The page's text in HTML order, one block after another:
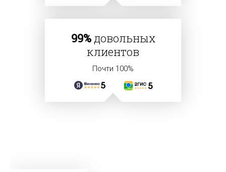
99%довольных
клиентов
Почти 100%